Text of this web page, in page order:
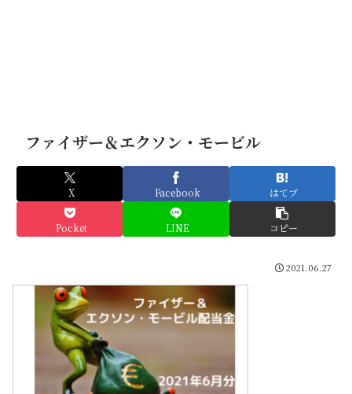
ファイザー＆エクソン・モービル
X Facebook はてブ
Pocket LINE コピー
2021.06.27